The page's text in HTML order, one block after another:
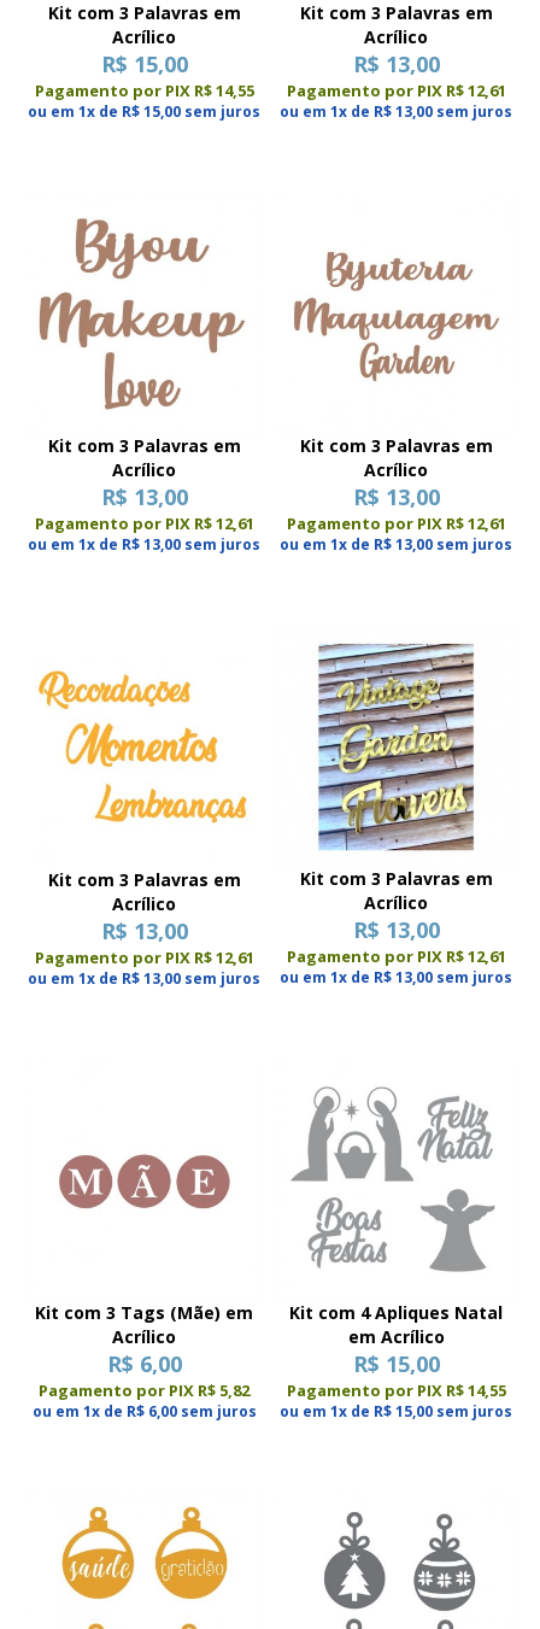
Kit com 3 Palavras em
Acrílico
R$ 15,00
Pagamento por PIX R$ 14,55
ou em 1x de R$ 15,00 sem juros
Kit com 3 Palavras em
Acrílico
R$ 13,00
Pagamento por PIX R$ 12,61
ou em 1x de R$ 13,00 sem juros
Kit com 3 Palavras em
Acrílico
R$ 13,00
Pagamento por PIX R$ 12,61
ou em 1x de R$ 13,00 sem juros
Kit com 3 Palavras em
Acrílico
R$ 13,00
Pagamento por PIX R$ 12,61
ou em 1x de R$ 13,00 sem juros
Kit com 3 Palavras em
Acrílico
R$ 13,00
Pagamento por PIX R$ 12,61
ou em 1x de R$ 13,00 sem juros
Kit com 3 Palavras em
Acrílico
R$ 13,00
Pagamento por PIX R$ 12,61
ou em 1x de R$ 13,00 sem juros
Kit com 3 Tags (Mãe) em
Acrílico
R$ 6,00
Pagamento por PIX R$ 5,82
ou em 1x de R$ 6,00 sem juros
Kit com 4 Apliques Natal
em Acrílico
R$ 15,00
Pagamento por PIX R$ 14,55
ou em 1x de R$ 15,00 sem juros